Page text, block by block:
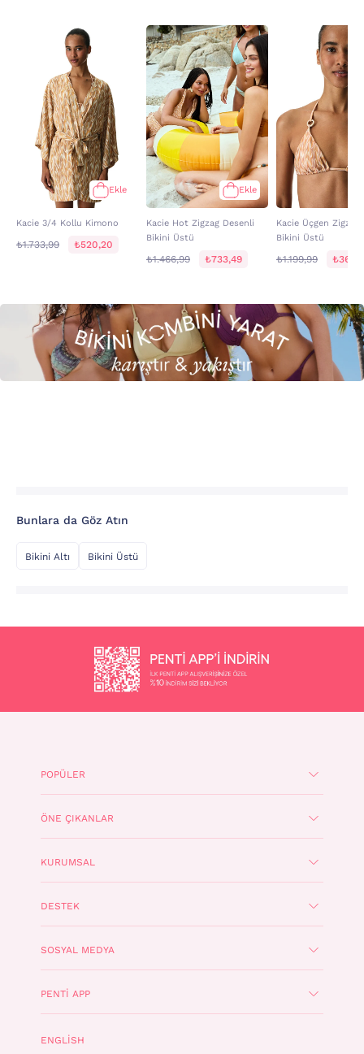
Ekle
Kacie 3/4 Kollu Kimono
₺1.733,99 ₺520,20
Ekle
Kacie Hot Zigzag Desenli
Bikini Üstü
₺1.466,99 ₺733,49
Kacie Üçgen Zigzag
Bikini Üstü
₺1.199,99
Bunlara da Göz Atın
Bikini Altı Bikini Üstü
POPÜLER
ÖNE ÇIKANLAR
KURUMSAL
DESTEK
SOSYAL MEDYA
PENTI APP
ENGLISH